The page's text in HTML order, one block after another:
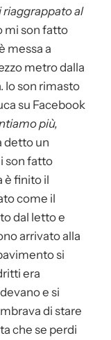
riaggrappato al
mi son fatto
messa a
metro dalla
Io son rimasto
su Facebook
più,
detto un
son fatto
è finito il
come il
dal letto e
arrivato alla
si
era
e si
di stare
che se perdi